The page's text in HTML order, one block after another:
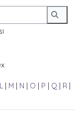
L | M | N | O | P | Q | R |